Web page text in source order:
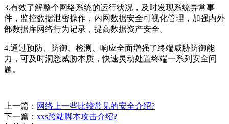
3.有效了解整个网络系统的运行状况，及时发现系统异常事
件，监控数据泄密操作，内网数据安全可视化管理，加强内外
部数据库网络行为记录，提高数据资产安全。
4.通过预防、防御、检测、响应全面增强了终端威胁防御能
力，可及时洞悉威胁本质，快速灵动处置终端一系列安全问
题。
上一篇： 网络上一些比较常见的安全介绍?
下一篇： xxs跨站脚本攻击介绍?